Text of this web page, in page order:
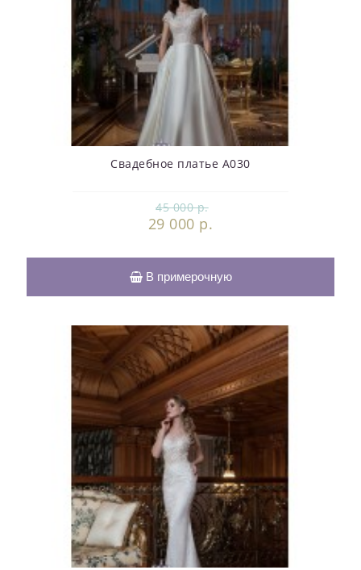
Свадебное платье А030
45 000 р.
29 000 р.
В примерочную